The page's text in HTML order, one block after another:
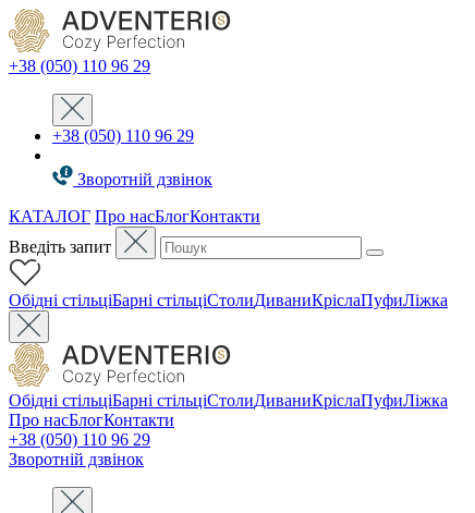
+38 (050) 110 96 29
+38 (050) 110 96 29
Зворотній дзвінок
КАТАЛОГ Про насБлогКонтакти
Введіть запит
Oбідні стільціБарні стільціСтолиДиваниКріслаПуфиЛіжка
Oбідні стільціБарні стільціСтолиДиваниКріслаПуфиЛіжка
Про насБлогКонтакти
+38 (050) 110 96 29
Зворотній дзвінок